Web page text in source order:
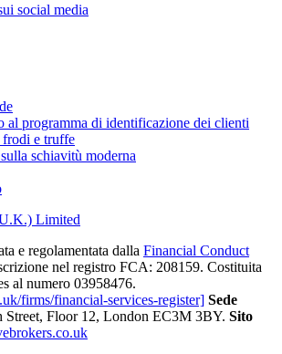
social media
al programma di identificazione dei clienti
frodi e truffe
schiavitù moderna
Limited
e regolamentata dalla Financial Conduct
nel registro FCA: 208159. Costituita
al numero 03958476.
firms/financial-services-register] Sede
Street, Floor 12, London EC3M 3BY. Sito